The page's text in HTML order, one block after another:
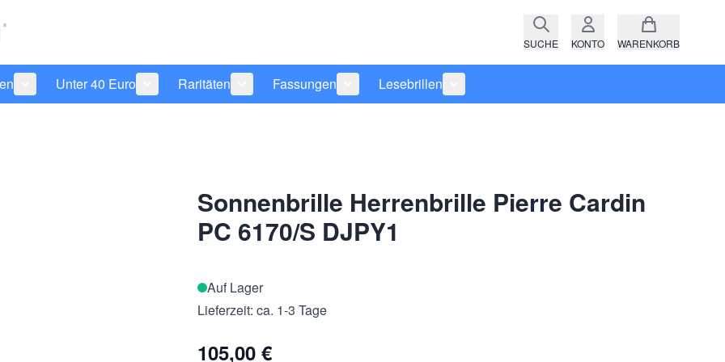
SUCHE KONTO WARENKORB
Pflegeprodukte anzeigen
Untermenü für Kategorie Sonnenbrillen anzeigen
Unter 40 Euro
Untermenü für Kategorie Unter 40 Euro anzeigen
Raritäten
Untermenü für Kategorie Raritäten anzeigen
Fassungen
Untermenü für Kategorie Fassungen anzeigen
Lesebrillen
Untermenü für Kategorie Lesebrillen anzeigen
Sonnenbrille Herrenbrille Pierre Cardin
PC 6170/S DJPY1
Auf Lager
Lieferzeit: ca. 1-3 Tage
105,00 €